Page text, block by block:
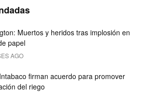
Muertos y heridos tras implosión en
papel
AGO
firman acuerdo para promover
del riego